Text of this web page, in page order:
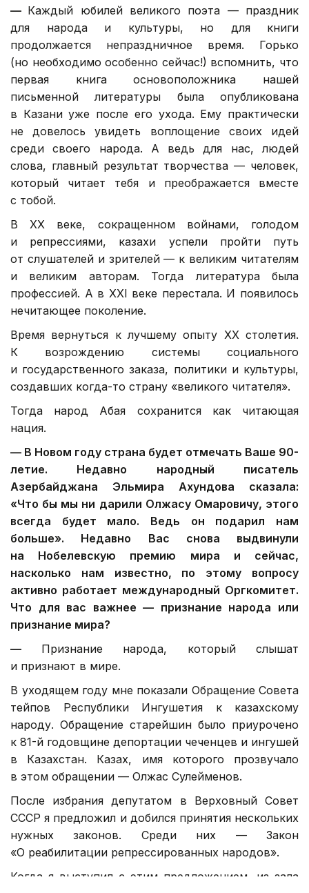
— Каждый юбилей великого поэта — праздник
для народа и культуры, но для книги
продолжается непраздничное время. Горько
(но необходимо особенно сейчас!) вспомнить, что
первая книга основоположника нашей
письменной литературы была опубликована
в Казани уже после его ухода. Ему практически
не довелось увидеть воплощение своих идей
среди своего народа. А ведь для нас, людей
слова, главный результат творчества — человек,
который читает тебя и преображается вместе
с тобой.
В ХХ веке, сокращенном войнами, голодом
и репрессиями, казахи успели пройти путь
от слушателей и зрителей — к великим читателям
и великим авторам. Тогда литература была
профессией. А в XXI веке перестала. И появилось
нечитающее поколение.
Время вернуться к лучшему опыту ХХ столетия.
К возрождению системы социального
и государственного заказа, политики и культуры,
создавших когда-то страну «великого читателя».
Тогда народ Абая сохранится как читающая
нация.
— В Новом году страна будет отмечать Ваше 90-
летие. Недавно народный писатель
Азербайджана Эльмира Ахундова сказала:
«Что бы мы ни дарили Олжасу Омаровичу, этого
всегда будет мало. Ведь он подарил нам
больше». Недавно Вас снова выдвинули
на Нобелевскую премию мира и сейчас,
насколько нам известно, по этому вопросу
активно работает международный Оргкомитет.
Что для вас важнее — признание народа или
признание мира?
— Признание народа, который слышат
и признают в мире.
В уходящем году мне показали Обращение Совета
тейпов Республики Ингушетия к казахскому
народу. Обращение старейшин было приурочено
к 81-й годовщине депортации чеченцев и ингушей
в Казахстан. Казах, имя которого прозвучало
в этом обращении — Олжас Сулейменов.
После избрания депутатом в Верховный Совет
СССР я предложил и добился принятия нескольких
нужных законов. Среди них — Закон
«О реабилитации репрессированных народов».
Когда я выступил с этим предложением, из зала